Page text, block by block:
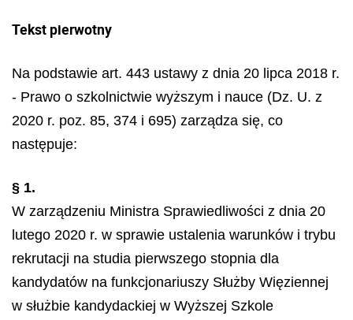
Tekst pierwotny
Na podstawie art. 443 ustawy z dnia 20 lipca 2018 r.
- Prawo o szkolnictwie wyższym i nauce (Dz. U. z
2020 r. poz. 85, 374 i 695) zarządza się, co
następuje:
§ 1.
W zarządzeniu Ministra Sprawiedliwości z dnia 20
lutego 2020 r. w sprawie ustalenia warunków i trybu
rekrutacji na studia pierwszego stopnia dla
kandydatów na funkcjonariuszy Służby Więziennej
w służbie kandydackiej w Wyższej Szkole